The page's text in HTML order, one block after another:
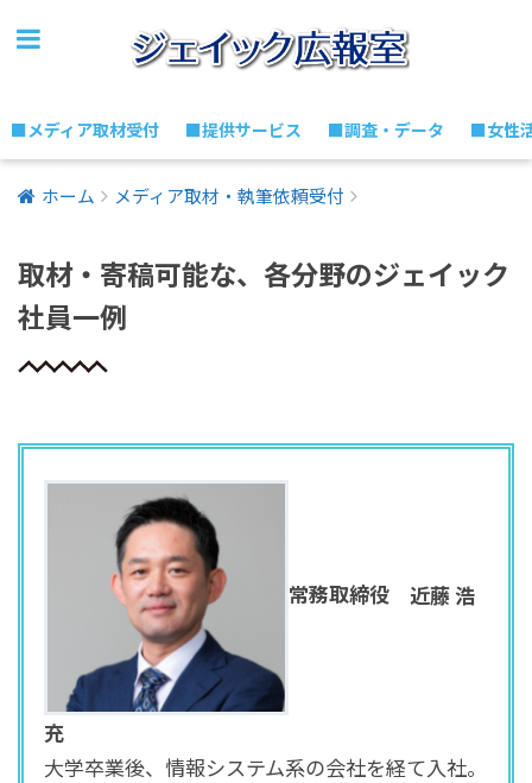
■メディア取材受付 ■提供サービス ■調査・データ ■女性
ホーム メディア取材・執筆依頼受付
取材・寄稿可能な、各分野のジェイック
社員一例
常務取締役 近藤浩
充
大学卒業後、情報システム系の会社を経て入社。